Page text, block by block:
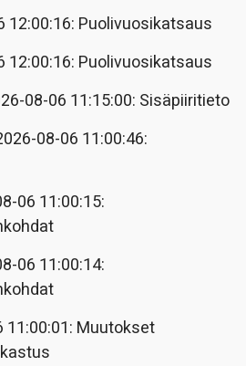
12:00:16: Puolivuosikatsaus
12:00:16: Puolivuosikatsaus
08-06 11:15:00: Sisäpiiritieto
08-06 11:00:46:
06 11:00:15:
06 11:00:14:
11:00:01: Muutokset